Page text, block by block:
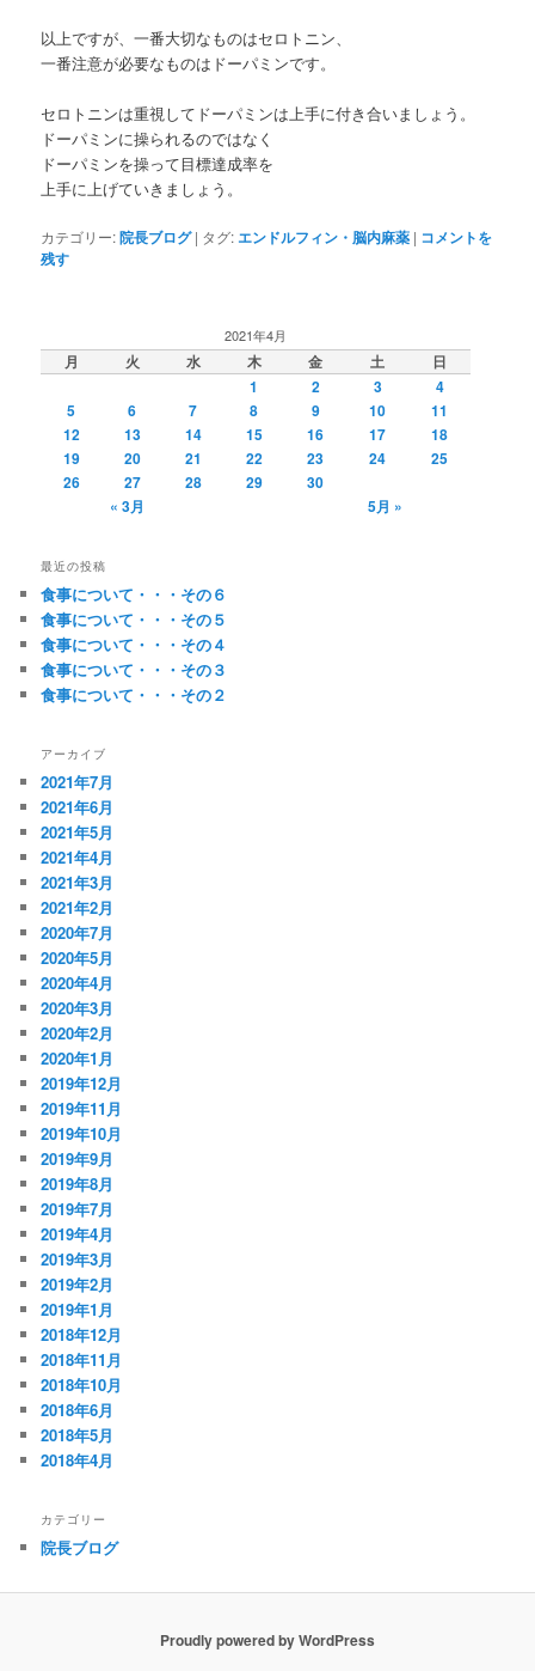
以上ですが、一番大切なものはセロトニン、
一番注意が必要なものはドーパミンです。
セロトニンは重視してドーパミンは上手に付き合いましょう。
ドーパミンに操られるのではなく
ドーパミンを操って目標達成率を
上手に上げていきましょう。
カテゴリー:院長ブログ | タグ: エンドルフィン・脳内麻薬 | コメントを
残す
2021年4月
月 火 水 木 金 土
日
1
2 3
4
5
6 7 8 9 10
11
12
13 14 15 16 17
18
19
20 21 22 23 24
25
26
27 28 29
30
« 3月
5月 »
最近の投稿
食事について・・・その６
食事について・・・その５
食事について・・・その４
食事について・・・その３
食事について・・・その２
アーカイブ
2021年7月
2021年6月
2021年5月
2021年4月
2021年3月
2021年2月
2020年7月
2020年5月
2020年4月
2020年3月
2020年2月
2020年1月
2019年12月
2019年11月
2019年10月
2019年9月
2019年8月
2019年7月
2019年4月
2019年3月
2019年2月
2019年1月
2018年12月
2018年11月
2018年10月
2018年6月
2018年5月
2018年4月
カテゴリー
院長ブログ
Proudly powered by WordPress